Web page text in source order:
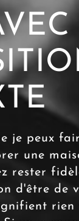
je peux
une
rester
d'être de
rien